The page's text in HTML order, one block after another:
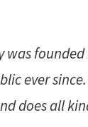
was
ever
does all